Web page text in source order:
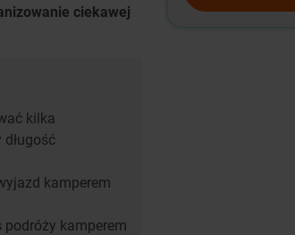
ciekawej
kilka
kamperem
kamperem